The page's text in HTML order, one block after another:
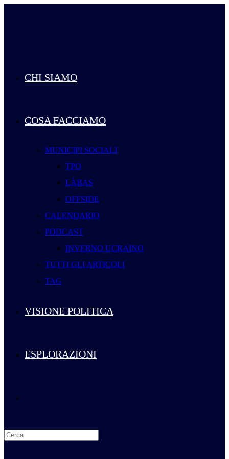
CHI SIAMO
COSA FACCIAMO
MUNICIPI SOCIALI
TPO
LÀBAS
OFFSIDE
CALENDARIO
PODCAST
INVERNO UCRAINO
TUTTI GLI ARTICOLI
TAG
VISIONE POLITICA
ESPLORAZIONI
la